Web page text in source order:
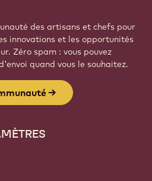
des artisans et chefs pour
innovations et les opportunités
Zéro spam : vous pouvez
quand vous le souhaitez.